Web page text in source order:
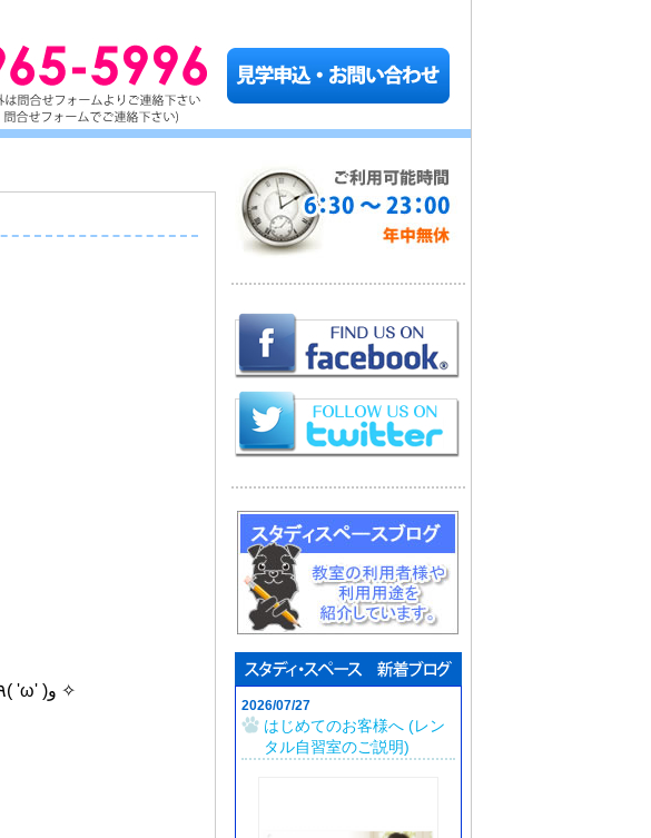
この妙なテンションで今日は乗り切りますよっ✧٩( 'ω' )و ✧
2026/07/27
はじめてのお客様へ (レン
タル自習室のご説明)